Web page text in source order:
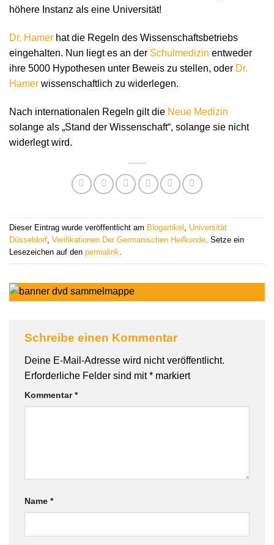
höhere Instanz als eine Universität!
Dr. Hamer hat die Regeln des Wissenschaftsbetriebs
eingehalten. Nun liegt es an der Schulmedizin entweder
ihre 5000 Hypothesen unter Beweis zu stellen, oder Dr.
Hamer wissenschaftlich zu widerlegen.
Nach internationalen Regeln gilt die Neue Medizin
solange als „Stand der Wissenschaft“, solange sie nicht
widerlegt wird.
Dieser Eintrag wurde veröffentlicht am Blogartikel
Universität
Düsseldorf Verifikationen Der Germanischen Heilkunde . Setze ein
Lesezeichen auf den permalink
Schreibe einen Kommentar
Deine E-Mail-Adresse wird nicht veröffentlicht.
Erforderliche Felder sind mit* markiert
Kommentar*
Name *